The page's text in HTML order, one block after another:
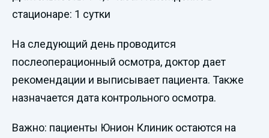
стационаре: 1 сутки
На следующий день проводится
послеоперационный осмотра, доктор дает
рекомендации и выписывает пациента. Также
назначается дата контрольного осмотра.
Важно: пациенты Юнион Клиник остаются на